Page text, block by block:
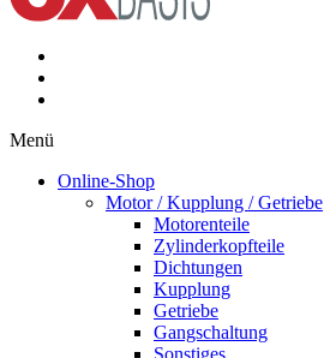
Menü
Online-Shop
Motor / Kupplung / Getriebe
Motorenteile
Zylinderkopfteile
Dichtungen
Kupplung
Getriebe
Gangschaltung
Sonstiges